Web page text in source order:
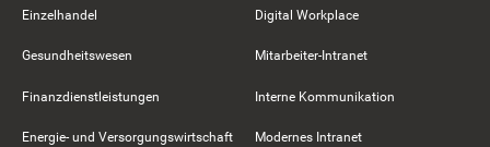
Einzelhandel
Gesundheitswesen
Finanzdienstleistungen
Energie- und Versorgungswirtschaft
Digital Workplace
Mitarbeiter-Intranet
Interne Kommunikation
Modernes Intranet